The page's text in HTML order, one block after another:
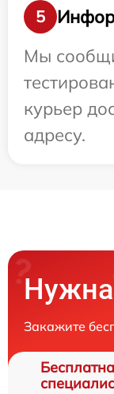
5
Мы
курьер
адресу.
Нужна
Закажите